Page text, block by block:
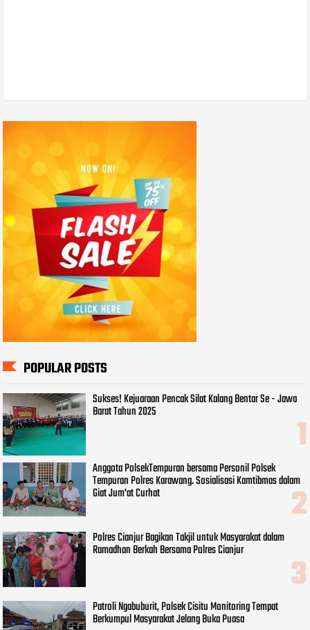
POPULAR POSTS
Sukses! Kejuaraan Pencak Silat Kalang Bentar Se - Jawa
Barat Tahun 2025
Anggota PolsekTempuran bersama Personil Polsek
Tempuran Polres Karawang. Sosialisasi Kamtibmas dalam
Giat Jum'at Curhat
Polres Cianjur Bagikan Takjil untuk Masyarakat dalam
Ramadhan Berkah Bersama Polres Cianjur
Patroli Ngabuburit, Polsek Cisitu Monitoring Tempat
Berkumpul Masyarakat Jelang Buka Puasa